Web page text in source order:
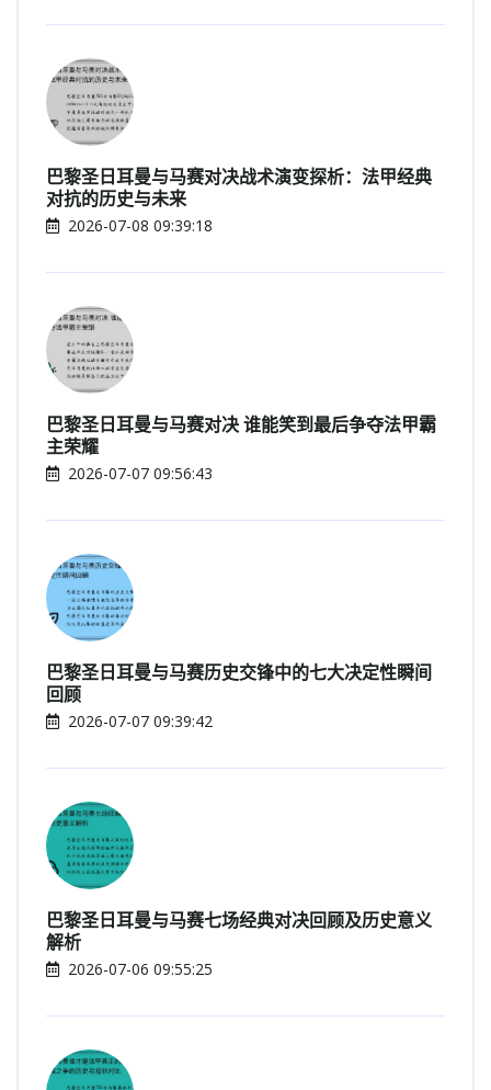
巴黎圣日耳曼与马赛对决战术演变探析：法甲经典
对抗的历史与未来
2026-07-08 09:39:18
巴黎圣日耳曼与马赛对决 谁能笑到最后争夺法甲霸
主荣耀
2026-07-07 09:56:43
巴黎圣日耳曼与马赛历史交锋中的七大决定性瞬间
回顾
2026-07-07 09:39:42
巴黎圣日耳曼与马赛七场经典对决回顾及历史意义
解析
2026-07-06 09:55:25